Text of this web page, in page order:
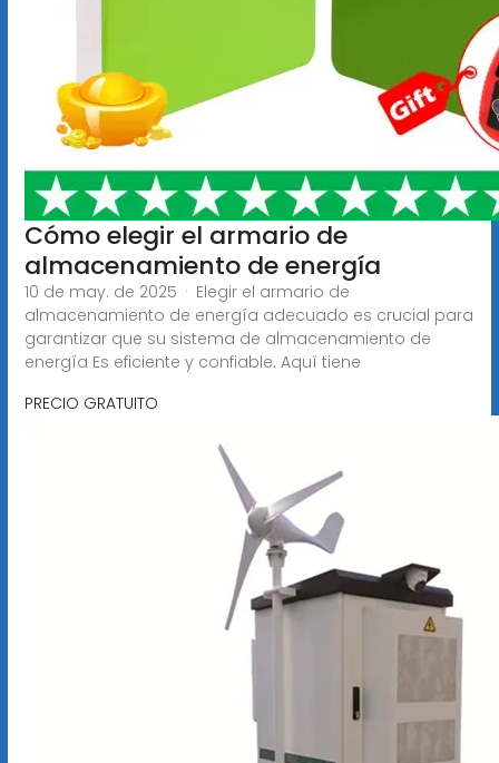
Cómo elegir el armario de
almacenamiento de energía
10 de may. de 2025 · Elegir el armario de
almacenamiento de energía adecuado es crucial para
garantizar que su sistema de almacenamiento de
energía Es eficiente y confiable. Aquí tiene
PRECIO GRATUITO